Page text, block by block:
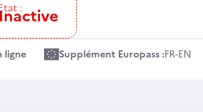
:
ligne Supplément Europass :FR-EN